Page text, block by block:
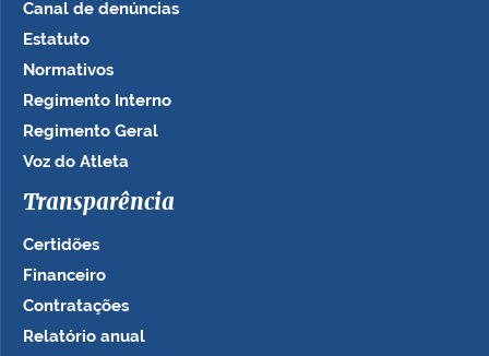
Canal de denúncias
Estatuto
Normativos
Regimento Interno
Regimento Geral
Voz do Atleta
Transparência
Certidões
Financeiro
Contratações
Relatório anual